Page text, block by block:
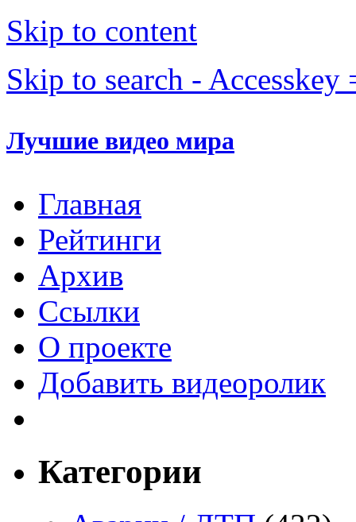
Skip to content
Skip to search - Accesskey
Лучшие видео мира
Главная
Рейтинги
Архив
Ссылки
О проекте
Добавить видеоролик
Категории